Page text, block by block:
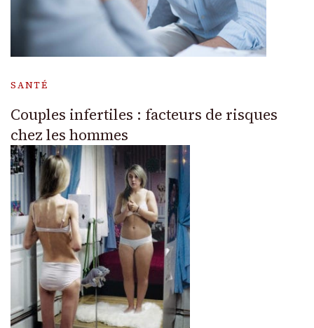
SANTÉ
Couples infertiles : facteurs de risques
chez les hommes